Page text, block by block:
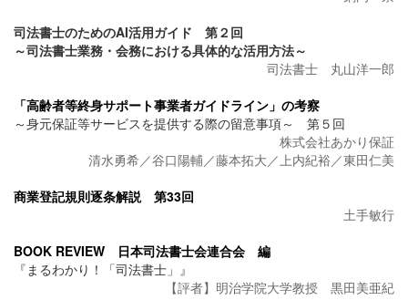
司法書士のためのAI活用ガイド 第２回
～司法書士業務・会務における具体的な活用方法～
司法書士 丸山洋一郎
「高齢者等終身サポート事業者ガイドライン」の考察
～身元保証等サービスを提供する際の留意事項～ 第５回
株式会社あかり保証
清水勇希／谷口陽輔／藤本拓大／上内紀裕／東田仁美
商業登記規則逐条解説 第33回
土手敏行
BOOK REVIEW 日本司法書士会連合会 編
『まるわかり！「司法書士」』
【評者】明治学院大学教授 黒田美亜紀